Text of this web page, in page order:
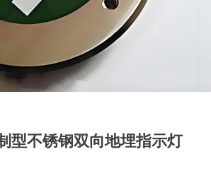
型不锈钢双向地埋指示灯